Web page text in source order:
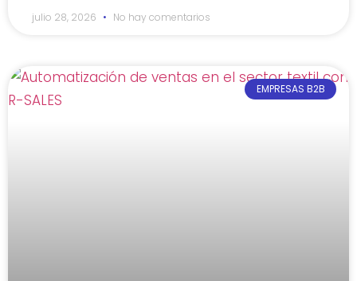
julio 28, 2026 No hay comentarios
EMPRESAS B2B